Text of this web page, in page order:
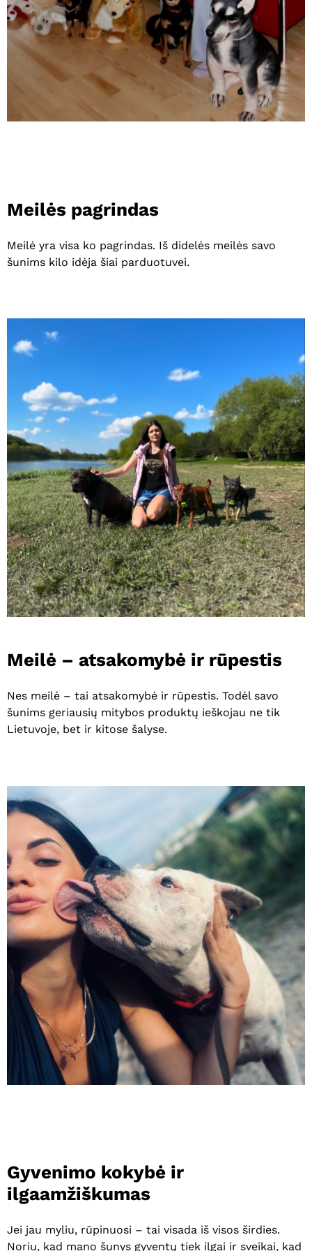
Meilės pagrindas
Meilė yra visa ko pagrindas. Iš didelės meilės savo
šunims kilo idėja šiai parduotuvei.
Meilė – atsakomybė ir rūpestis
Nes meilė – tai atsakomybė ir rūpestis. Todėl savo
šunims geriausių mitybos produktų ieškojau ne tik
Lietuvoje, bet ir kitose šalyse.
Gyvenimo kokybė ir
ilgaamžiškumas
Jei jau myliu, rūpinuosi – tai visada iš visos širdies.
Noriu, kad mano šunys gyventų tiek ilgai ir sveikai, kad